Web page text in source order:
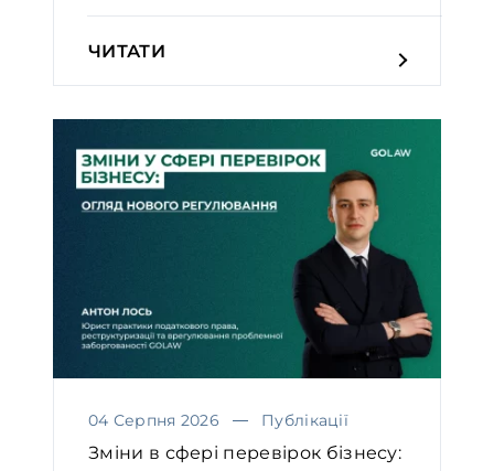
ЧИТАТИ
04 Серпня 2026 Публікації
Зміни в сфері перевірок бізнесу: